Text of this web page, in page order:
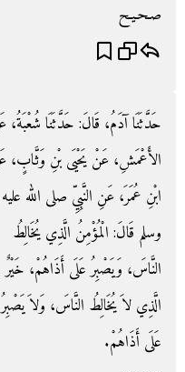
صـحـيـح
حَدَّثَنَا آدَمُ، قَالَ‏:‏ حَدَّثَنَا شُعْبَةُ،
الأَعْمَشِ، عَنْ يَحْيَى بْنِ وَثَّابٍ،
ابْنِ عُمَرَ، عَنِ النَّبِيِّ صلى الله عليه
وسلم قَالَ‏:‏ الْمُؤْمِنُ الَّذِي يُخَالِطُ
النَّاسَ، وَيَصْبِرُ عَلَى أَذَاهُمْ،
الَّذِي لاَ يُخَالِطُ النَّاسَ، وَلاَ يَصْبِرُ
عَلَى أَذَاهُمْ‏.‏